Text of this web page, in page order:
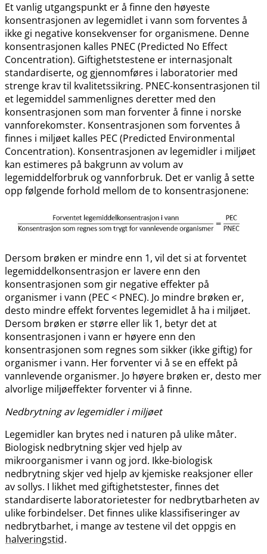
Et vanlig utgangspunkt er å finne den høyeste
konsentrasjonen av legemidlet i vann som forventes å
ikke gi negative konsekvenser for organismene. Denne
konsentrasjonen kalles PNEC (Predicted No Effect
Concentration). Giftighetstestene er internasjonalt
standardiserte, og gjennomføres i laboratorier med
strenge krav til kvalitetssikring. PNEC-konsentrasjonen til
et legemiddel sammenlignes deretter med den
konsentrasjonen som man forventer å finne i norske
vannforekomster. Konsentrasjonen som forventes å
finnes i miljøet kalles PEC (Predicted Environmental
Concentration). Konsentrasjonen av legemidler i miljøet
kan estimeres på bakgrunn av volum av
legemiddelforbruk og vannforbruk. Det er vanlig å sette
opp følgende forhold mellom de to konsentrasjonene:
Dersom brøken er mindre enn 1, vil det si at forventet
legemiddelkonsentrasjon er lavere enn den
konsentrasjonen som gir negative effekter på
organismer i vann (PEC < PNEC). Jo mindre brøken er,
desto mindre effekt forventes legemidlet å ha i miljøet.
Dersom brøken er større eller lik 1, betyr det at
konsentrasjonen i vann er høyere enn den
konsentrasjonen som regnes som sikker (ikke giftig) for
organismer i vann. Her forventer vi å se en effekt på
vannlevende organismer. Jo høyere brøken er, desto mer
alvorlige miljøeffekter forventer vi å finne.
Nedbrytning av legemidler i miljøet
Legemidler kan brytes ned i naturen på ulike måter.
Biologisk nedbrytning skjer ved hjelp av
mikroorganismer i vann og jord. Ikke-biologisk
nedbrytning skjer ved hjelp av kjemiske reaksjoner eller
av sollys. I likhet med giftighetstester, finnes det
standardiserte laboratorietester for nedbrytbarheten av
ulike forbindelser. Det finnes ulike klassifiseringer av
nedbrytbarhet, i mange av testene vil det oppgis en
halveringstid.